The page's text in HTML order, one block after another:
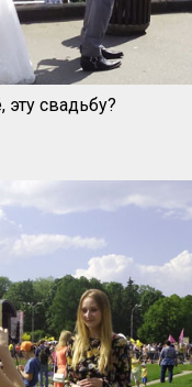
свадьбу?